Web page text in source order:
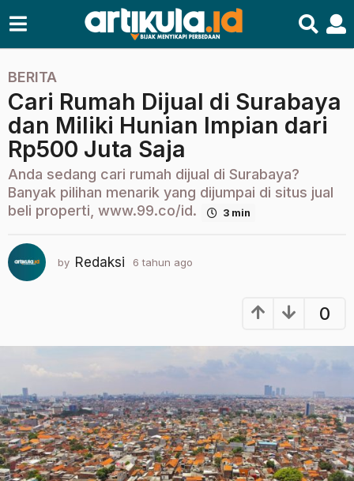
6
t
h
u
n
a
g
2
t
n
o
BERITA
Cari Rumah Dijual di Surabaya
dan Miliki Hunian Impian dari
Rp500 Juta Saja
Anda sedang cari rumah dijual di Surabaya?
Banyak pilihan menarik yang dijumpai di situs jual
beli properti, www.99.co/id.
3 min
by Redaksi 6 tahun ago
0